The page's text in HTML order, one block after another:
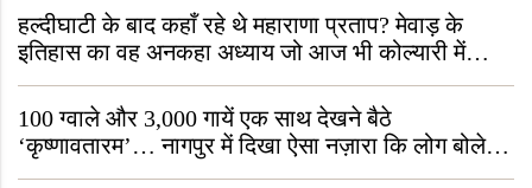
हल्दीघाटी के बाद कहाँ रहे थे महाराणा प्रताप? मेवाड़ के
इतिहास का वह अनकहा अध्याय जो आज भी कोल्यारी में
जीवित है
100 ग्वाले और 3,000 गायें एक साथ देखने बैठे
‘कृष्णावतारम’… नागपुर में दिखा ऐसा नज़ारा कि लोग बोले,
“ऐसा तो सिर्फ़ कृष्ण ही कर सकते हैं”